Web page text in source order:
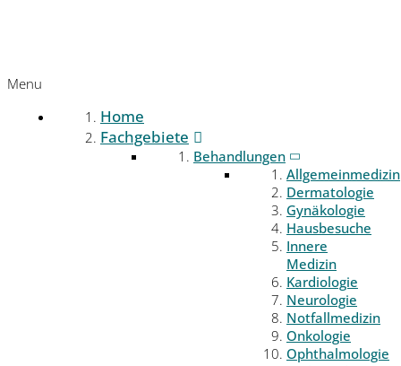
Menu
Home
Fachgebiete
Behandlungen
Allgemeinmedizin
Dermatologie
Gynäkologie
Hausbesuche
Innere
Medizin
Kardiologie
Neurologie
Notfallmedizin
Onkologie
Ophthalmologie